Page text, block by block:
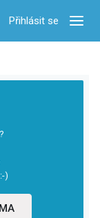
Přihlásit se
)